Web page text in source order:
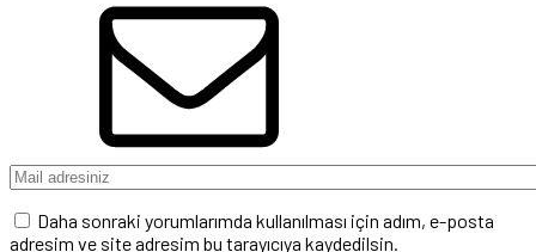
Daha sonraki yorumlarımda kullanılması için adım, e-posta
adresim ve site adresim bu tarayıcıya kaydedilsin.